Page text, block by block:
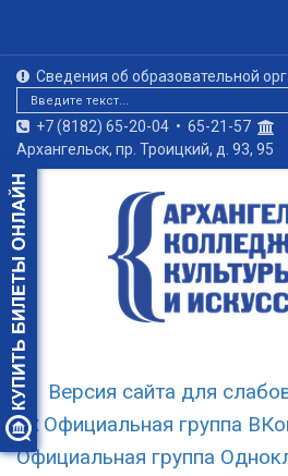
Сведения об образовательной
+7 (8182) 65-20-04 • 65-21-57
Архангельск, пр. Троицкий, д. 93, 95
Версия сайта для
Официальная группа
Официальная группа